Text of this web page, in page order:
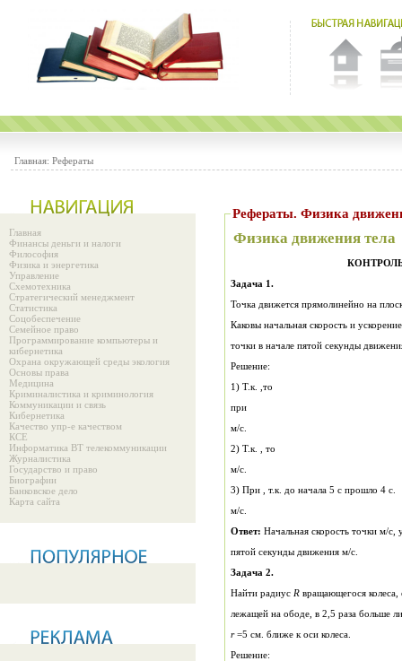
Главная: Рефераты
Главная
Финансы деньги и налоги
Философия
Физика и энергетика
Управление
Схемотехника
Стратегический менеджмент
Статистика
Соцобеспечение
Семейное право
Программирование компьютеры и
кибернетика
Охрана окружающей среды экология
Основы права
Медицина
Криминалистика и криминология
Коммуникации и связь
Кибернетика
Качество упр-е качеством
КСЕ
Информатика ВТ телекоммуникации
Журналистика
Государство и право
Биографии
Банковское дело
Карта сайта
Рефераты. Физика
Физика движения тела
Задача 1.
Точка движется прямолинейно на
Каковы начальная скорость и
точки в начале пятой секунды
Решение:
1) Т.к. ,то
при
м/с.
2) Т.к. , то
м/с.
3) При , т.к. до начала 5 с прошло 4 с.
м/с.
Ответ:
пятой секунды движения м/с.
Задача 2.
Найти радиус R вращающегося колеса,
лежащей на ободе, в 2,5
r=5 cм. ближе к оси колеса.
Решение: